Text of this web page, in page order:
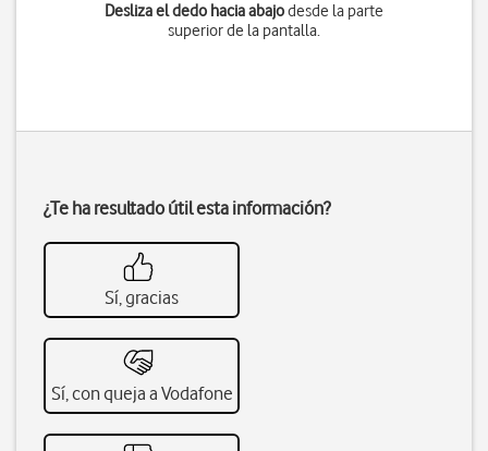
Desliza el dedo hacia abajodesde la parte
superior de la pantalla.
¿Te ha resultado útil esta información?
Sí, gracias
Sí, con queja a Vodafone